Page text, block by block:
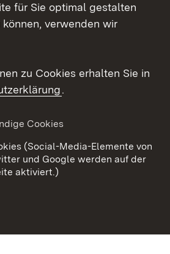
Datenschutz
Cookies
für Sie optimal gestalten
verwenden wir
zu Cookies erhalten Sie in
.
Cookies
(Social-Media-Elemente von
und Google werden auf der
aktiviert.)